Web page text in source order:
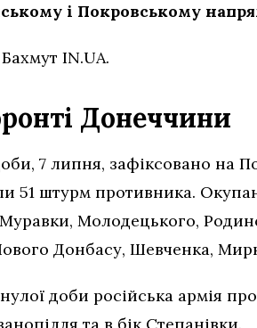
і Покровському
IN.UA.
Донеччини
7 липня, зафіксовано на
51 штурм противника.
Молодецького,
Донбасу, Шевченка,
доби російська армія